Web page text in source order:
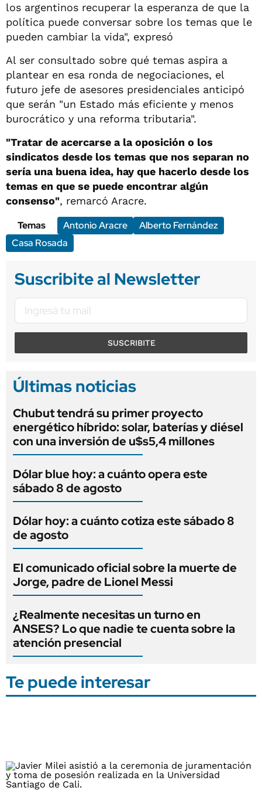
los argentinos recuperar la esperanza de que la
política puede conversar sobre los temas que le
pueden cambiar la vida", expresó
Al ser consultado sobre qué temas aspira a
plantear en esa ronda de negociaciones, el
futuro jefe de asesores presidenciales anticipó
que serán "un Estado más eficiente y menos
burocrático y una reforma tributaria".
"Tratar de acercarse a la oposición o los
sindicatos desde los temas que nos separan no
sería una buena idea, hay que hacerlo desde los
temas en que se puede encontrar algún
consenso", remarcó Aracre.
Temas
Antonio Aracre
Alberto Fernández
Casa Rosada
Suscribite al Newsletter
SUSCRIBITE
Últimas noticias
Chubut tendrá su primer proyecto
energético híbrido: solar, baterías y diésel
con una inversión de u$s5,4 millones
Dólar blue hoy: a cuánto opera este
sábado 8 de agosto
Dólar hoy: a cuánto cotiza este sábado 8
de agosto
El comunicado oficial sobre la muerte de
Jorge, padre de Lionel Messi
¿Realmente necesitas un turno en
ANSES? Lo que nadie te cuenta sobre la
atención presencial
Te puede interesar